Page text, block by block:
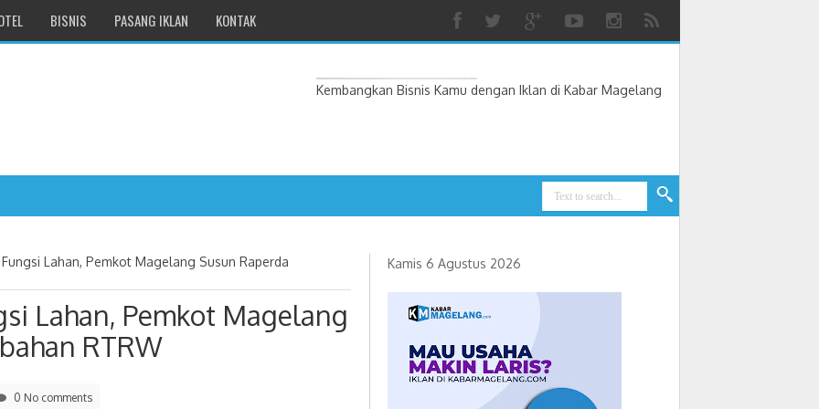
BISNIS PASANG IKLAN KONTAK
Kembangkan Bisnis Kamu dengan Iklan di Kabar Magelang
Lolly Suhenty Apresiasi Inovasi Pengawasan Partisipatif
Tambang Pasir Progo, Hentikan Operasional Penambangan
Rowiyanto Resmi Dicopot dari Jabatannya
Lahan, Pemkot Magelang Susun Raperda
Lahan, Pemkot Magelang
RTRW
0 No comments
Kamis 6 Agustus 2026